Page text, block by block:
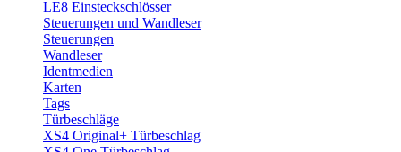
LE8 Einsteckschlösser
Steuerungen und Wandleser
Steuerungen
Wandleser
Identmedien
Karten
Tags
Türbeschläge
XS4 Original+ Türbeschlag